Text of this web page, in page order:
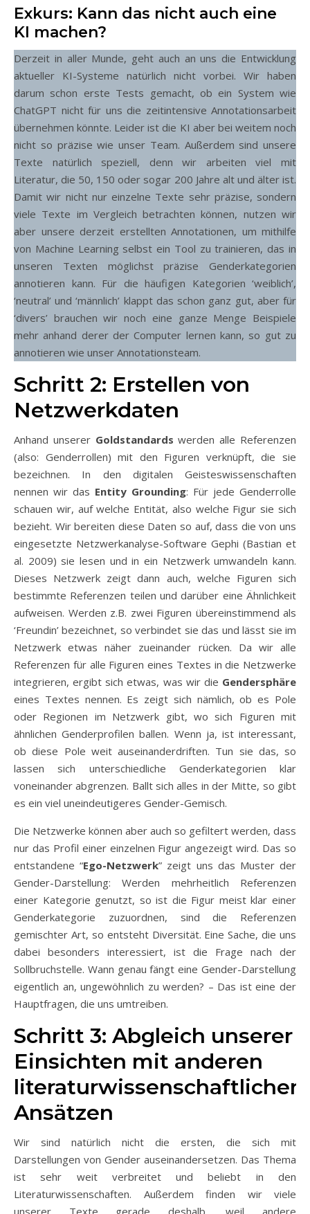
Exkurs: Kann das nicht auch eine
KI machen?
Derzeit in aller Munde, geht auch an uns die Entwicklung
aktueller KI-Systeme natürlich nicht vorbei. Wir haben
darum schon erste Tests gemacht, ob ein System wie
ChatGPT nicht für uns die zeitintensive Annotationsarbeit
übernehmen könnte. Leider ist die KI aber bei weitem noch
nicht so präzise wie unser Team. Außerdem sind unsere
Texte natürlich speziell, denn wir arbeiten viel mit
Literatur, die 50, 150 oder sogar 200 Jahre alt und älter ist.
Damit wir nicht nur einzelne Texte sehr präzise, sondern
viele Texte im Vergleich betrachten können, nutzen wir
aber unsere derzeit erstellten Annotationen, um mithilfe
von Machine Learning selbst ein Tool zu trainieren, das in
unseren Texten möglichst präzise Genderkategorien
annotieren kann. Für die häufigen Kategorien ‘weiblich’,
‘neutral’ und ‘männlich’ klappt das schon ganz gut, aber für
‘divers’ brauchen wir noch eine ganze Menge Beispiele
mehr anhand derer der Computer lernen kann, so gut zu
annotieren wie unser Annotationsteam.
Schritt 2: Erstellen von
Netzwerkdaten
Anhand unserer Goldstandards werden alle Referenzen
(also: Genderrollen) mit den Figuren verknüpft, die sie
bezeichnen. In den digitalen Geisteswissenschaften
nennen wir das Entity Grounding: Für jede Genderrolle
schauen wir, auf welche Entität, also welche Figur sie sich
bezieht. Wir bereiten diese Daten so auf, dass die von uns
eingesetzte Netzwerkanalyse-Software Gephi (Bastian et
al. 2009) sie lesen und in ein Netzwerk umwandeln kann.
Dieses Netzwerk zeigt dann auch, welche Figuren sich
bestimmte Referenzen teilen und darüber eine Ähnlichkeit
aufweisen. Werden z.B. zwei Figuren übereinstimmend als
‘Freundin’ bezeichnet, so verbindet sie das und lässt sie im
Netzwerk etwas näher zueinander rücken. Da wir alle
Referenzen für alle Figuren eines Textes in die Netzwerke
integrieren, ergibt sich etwas, was wir die Gendersphäre
eines Textes nennen. Es zeigt sich nämlich, ob es Pole
oder Regionen im Netzwerk gibt, wo sich Figuren mit
ähnlichen Genderprofilen ballen. Wenn ja, ist interessant,
ob diese Pole weit auseinanderdriften. Tun sie das, so
lassen sich unterschiedliche Genderkategorien klar
voneinander abgrenzen. Ballt sich alles in der Mitte, so gibt
es ein viel uneindeutigeres Gender-Gemisch.
Die Netzwerke können aber auch so gefiltert werden, dass
nur das Profil einer einzelnen Figur angezeigt wird. Das so
entstandene “Ego-Netzwerk” zeigt uns das Muster der
Gender-Darstellung: Werden mehrheitlich Referenzen
einer Kategorie genutzt, so ist die Figur meist klar einer
Genderkategorie zuzuordnen, sind die Referenzen
gemischter Art, so entsteht Diversität. Eine Sache, die uns
dabei besonders interessiert, ist die Frage nach der
Sollbruchstelle. Wann genau fängt eine Gender-Darstellung
eigentlich an, ungewöhnlich zu werden? – Das ist eine der
Hauptfragen, die uns umtreiben.
Schritt 3: Abgleich unserer
Einsichten mit anderen
literaturwissenschaftlichen
Ansätzen
Wir sind natürlich nicht die ersten, die sich mit
Darstellungen von Gender auseinandersetzen. Das Thema
ist sehr weit verbreitet und beliebt in den
Literaturwissenschaften. Außerdem finden wir viele
unserer Texte gerade deshalb, weil andere